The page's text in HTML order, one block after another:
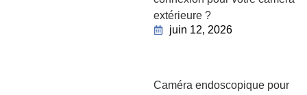
extérieure ?
juin 12, 2026
Caméra endoscopique pour